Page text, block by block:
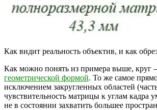
Как видит реальность объектив, и как
Как можно понять из примера выше, круг
геометрической формой. То же самое
исключением закругленных областей
чувствительность матрицы к углам кадра
не в состоянии захватить большее